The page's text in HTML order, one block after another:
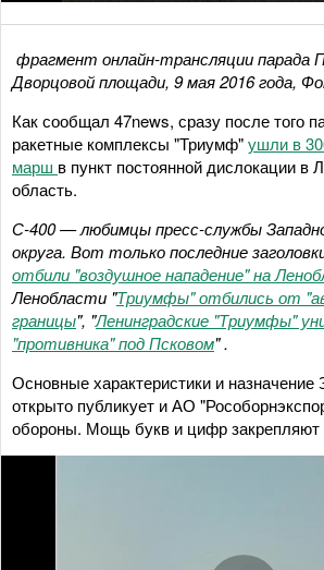
фрагмент онлайн-трансляции парада
Дворцовой площади, 9 мая 2016 года,
Как сообщал 47news, сразу после того
ракетные комплексы "Триумф"ушли в
марш в пункт постоянной дислокации в
область.
С-400 — любимцы пресс-службы
округа. Вот только последние
отбили "воздушное нападение" на
Ленобласти "Триумфы" отбились от
границы", "Ленинградские "Триумфы"
"противника" под Псковом" .
Основные характеристики и
открыто публикует и АО
обороны. Мощь букв и цифр закрепляют